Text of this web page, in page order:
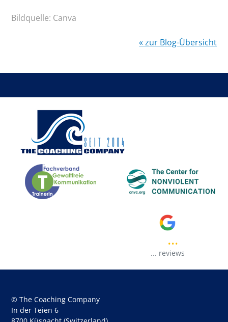
Bildquelle: Canva
« zur Blog-Übersicht
...
... reviews
© The Coaching Company
In der Teien 6